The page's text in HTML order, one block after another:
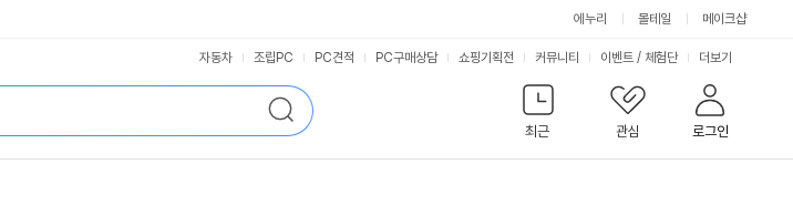
에누리 몰테일
메이크샵
검
색
최근
관심 로그인
자동차 조립PC PC견적 PC구매상담 쇼핑기획전 커뮤니티 이벤트 / 체험단 서
비
스
더보기